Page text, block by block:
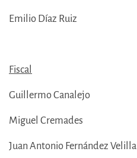
Emilio Díaz Ruiz
Fiscal
Guillermo Canalejo
Miguel Cremades
Juan Antonio Fernández Velilla